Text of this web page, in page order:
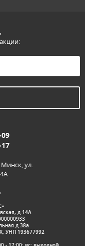
Минск, ул.
д.14А
д.38а
УНП 193677992